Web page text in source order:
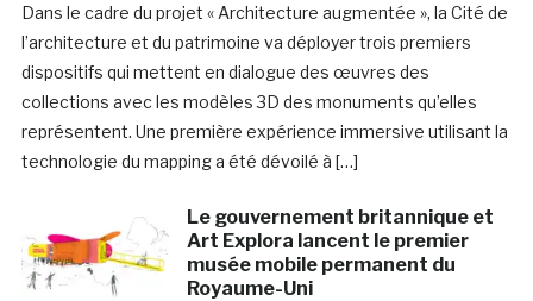
Dans le cadre du projet « Architecture augmentée », la Cité de
l’architecture et du patrimoine va déployer trois premiers
dispositifs qui mettent en dialogue des œuvres des
collections avec les modèles 3D des monuments qu’elles
représentent. Une première expérience immersive utilisant la
technologie du mapping a été dévoilé à […]
Le gouvernement britannique et
Art Explora lancent le premier
musée mobile permanent du
Royaume-Uni